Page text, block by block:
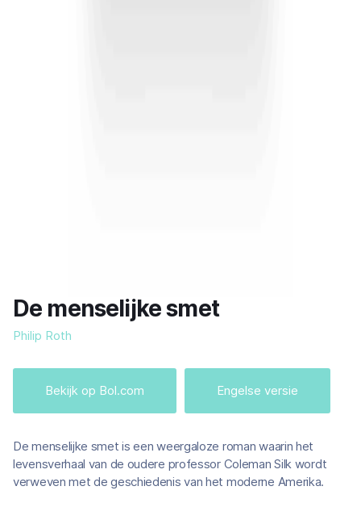
De menselijke smet
Philip Roth
Bekijk op Bol.com Engelse versie
De menselijke smet is een weergaloze roman waarin het
levensverhaal van de oudere professor Coleman Silk wordt
verweven met de geschiedenis van het moderne Amerika.